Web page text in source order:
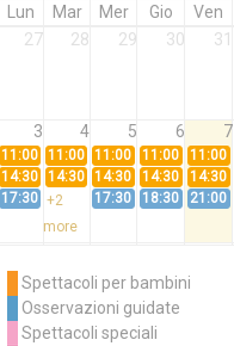
Lun Mar Mer Gio Ven
27
28 29 30 31
3 4 5 6 7
11:00 11:00 11:00 11:00 11:00
14:30 14:30 14:30 14:30 14:30
17:30 +2
more
17:30 18:30 21:00
11:00
14:30
+3
Spettacoli per bambini
Osservazioni guidate
Spettacoli speciali